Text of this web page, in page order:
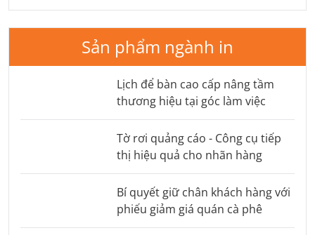
Sản phẩm ngành in
Lịch để bàn cao cấp nâng tầm
thương hiệu tại góc làm việc
Tờ rơi quảng cáo - Công cụ tiếp
thị hiệu quả cho nhãn hàng
Bí quyết giữ chân khách hàng với
phiếu giảm giá quán cà phê